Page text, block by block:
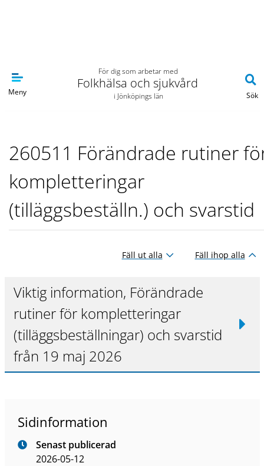
Meny
För dig som arbetar med
Folkhälsa och sjukvård
i Jönköpings län Sök
260511 Förändrade rutiner
kompletteringar
(tilläggsbeställn.) och svarstid
Fäll ut alla Fäll ihop alla
Viktig information, Förändrade
rutiner för kompletteringar
(tilläggsbeställningar) och svarstid
från 19 maj 2026
Sidinformation
Senast publicerad
2026-05-12